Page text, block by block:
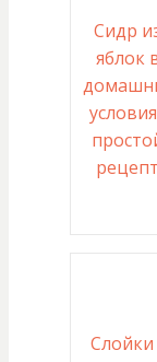
Сидр
яблок
рецепт
Слойки